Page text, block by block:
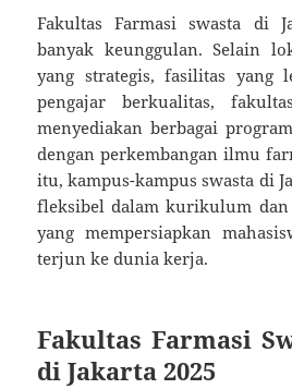
Fakultas Farmasi swasta di
banyak keunggulan. Selain
yang strategis, fasilitas yang
pengajar berkualitas,
menyediakan berbagai
dengan perkembangan ilmu
itu, kampus-kampus swasta di
fleksibel dalam kurikulum
yang mempersiapkan
terjun ke dunia kerja.
Fakultas Farmasi
di Jakarta 2025